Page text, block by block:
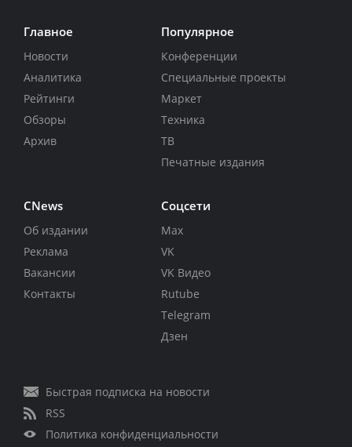
Главное
Новости
Аналитика
Рейтинги
Обзоры
Архив
Популярное
Конференции
Специальные проекты
Маркет
Техника
ТВ
Печатные издания
CNews
Об издании
Реклама
Вакансии
Контакты
Соцсети
Max
VK
VK Видео
Rutube
Telegram
Дзен
Быстрая подписка на новости
RSS
Политика конфиденциальности